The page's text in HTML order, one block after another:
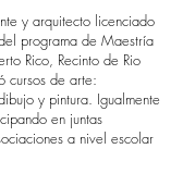
y arquitecto licenciado
programa de Maestría
Rico, Recinto de Rio
cursos de arte:
y pintura. Igualmente
en juntas
a nivel escolar